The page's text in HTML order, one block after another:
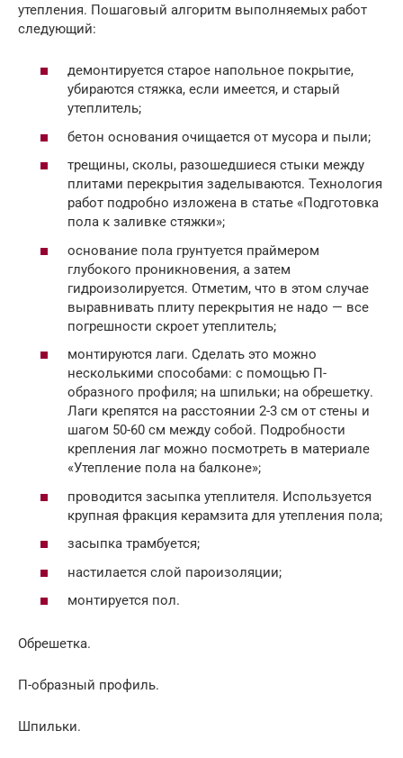
утепления. Пошаговый алгоритм выполняемых работ
следующий:
демонтируется старое напольное покрытие,
убираются стяжка, если имеется, и старый
утеплитель;
бетон основания очищается от мусора и пыли;
трещины, сколы, разошедшиеся стыки между
плитами перекрытия заделываются. Технология
работ подробно изложена в статье «Подготовка
пола к заливке стяжки»;
основание пола грунтуется праймером
глубокого проникновения, а затем
гидроизолируется. Отметим, что в этом случае
выравнивать плиту перекрытия не надо — все
погрешности скроет утеплитель;
монтируются лаги. Сделать это можно
несколькими способами: с помощью П-
образного профиля; на шпильки; на обрешетку.
Лаги крепятся на расстоянии 2-3 см от стены и
шагом 50-60 см между собой. Подробности
крепления лаг можно посмотреть в материале
«Утепление пола на балконе»;
проводится засыпка утеплителя. Используется
крупная фракция керамзита для утепления пола;
засыпка трамбуется;
настилается слой пароизоляции;
монтируется пол.
Обрешетка.
П-образный профиль.
Шпильки.